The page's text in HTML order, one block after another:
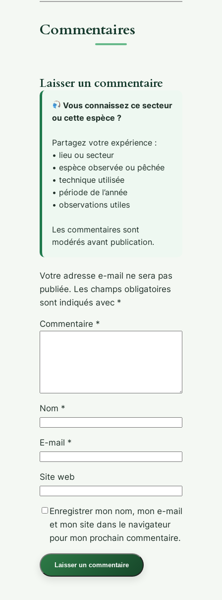
Commentaires
Laisser un commentaire
Vous connaissez ce secteur
ou cette espèce ?
Partagez votre expérience :
• lieu ou secteur
• espèce observée ou pêchée
• technique utilisée
• période de l’année
• observations utiles
Les commentaires sont
modérés avant publication.
Votre adresse e-mail ne sera pas
publiée. Les champs obligatoires
sont indiqués avec *
Commentaire *
Nom *
E-mail *
Site web
Enregistrer mon nom, mon e-mail
et mon site dans le navigateur
pour mon prochain commentaire.